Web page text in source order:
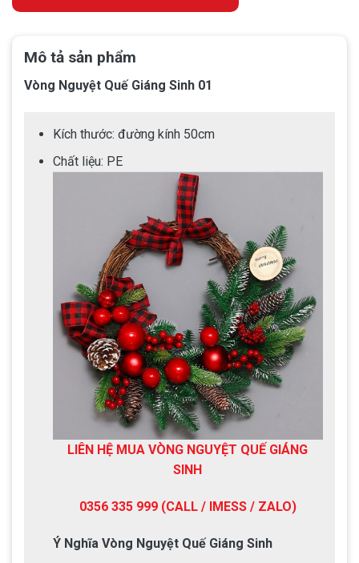
Mô tả sản phẩm
Vòng Nguyệt Quế Giáng Sinh 01
Kích thước: đường kính 50cm
Chất liệu: PE
LIÊN HỆ MUA VÒNG NGUYỆT QUẾ GIÁNG
SINH
0356 335 999 (CALL / IMESS / ZALO)
Ý Nghĩa Vòng Nguyệt Quế Giáng Sinh